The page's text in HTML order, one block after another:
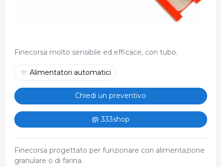
Finecorsa molto sensibile ed efficace, con tubo.
Alimentatori automatici
Chiedi un preventivo
333shop
Finecorsa progettato per funzionare con alimentazione
granulare o di farina.